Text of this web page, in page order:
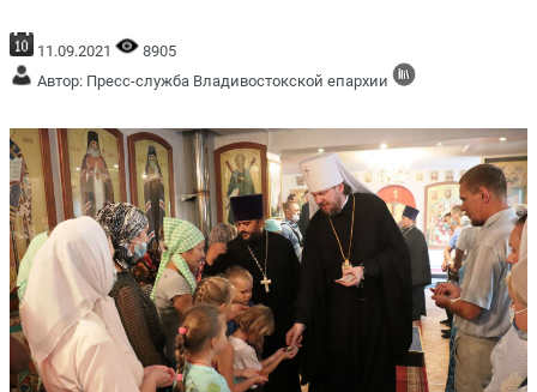
11.09.2021
8905
Автор: Пресс-служба Владивостокской епархии